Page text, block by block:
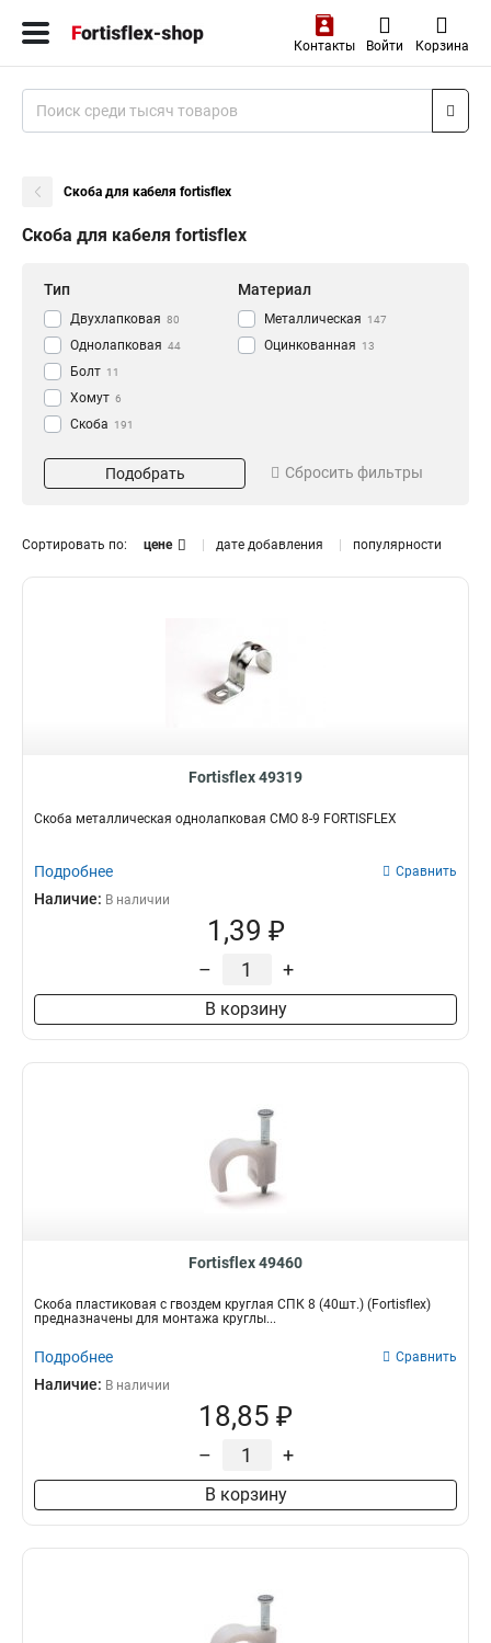
Контакты Войти Корзина
Скоба для кабеля fortisflex
Скоба для кабеля fortisflex
Тип
Двухлапковая 80
Однолапковая 44
Болт 11
Хомут 6
Скоба 191
Материал
Металлическая 147
Оцинкованная 13
для кабеля
Подобрать Сбросить фильтры
Сортировать по: цене дате добавления популярности
Fortisflex 49319
Скоба металлическая однолапковая СМО 8-9 FORTISFLEX
Подробнее Сравнить
Наличие: В наличии
1,39 ₽
– +
В корзину
Fortisflex 49460
Скоба пластиковая с гвоздем круглая СПК 8 (40шт.) (Fortisflex)
предназначены для монтажа круглы...
Подробнее Сравнить
Наличие: В наличии
18,85 ₽
– +
В корзину